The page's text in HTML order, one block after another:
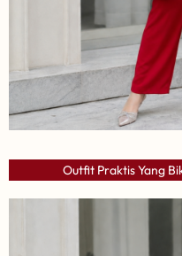
Outfit Praktis Yang